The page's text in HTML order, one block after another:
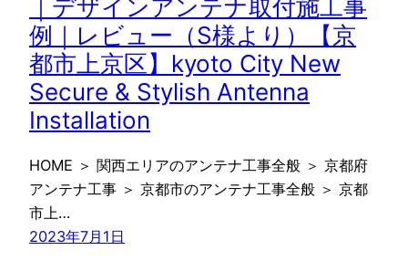
｜デザインアンテナ取付施工事
例｜レビュー（S様より）【京
都市上京区】kyoto City New
Secure & Stylish Antenna
Installation
HOME ＞ 関西エリアのアンテナ工事全般 ＞ 京都府
アンテナ工事 ＞ 京都市のアンテナ工事全般 ＞ 京都
市上…
2023年7月1日